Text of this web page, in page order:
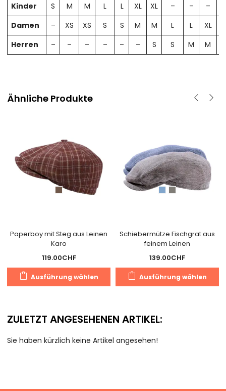
Kinder
S M M L L XL XL – – –
Damen
– XS XS S S M M L L XL
Herren
– – – – – – S S M M
Ähnliche Produkte
Paperboy mit Steg aus Leinen
Karo
119.00CHF
Ausführung wählen
Dieses
Produkt
Varianten
Die
der
Schiebermütze Fischgrat aus
feinem Leinen
139.00CHF
Ausführung wählen
ZULETZT ANGESEHENEN ARTIKEL:
Sie haben kürzlich keine Artikel angesehen!